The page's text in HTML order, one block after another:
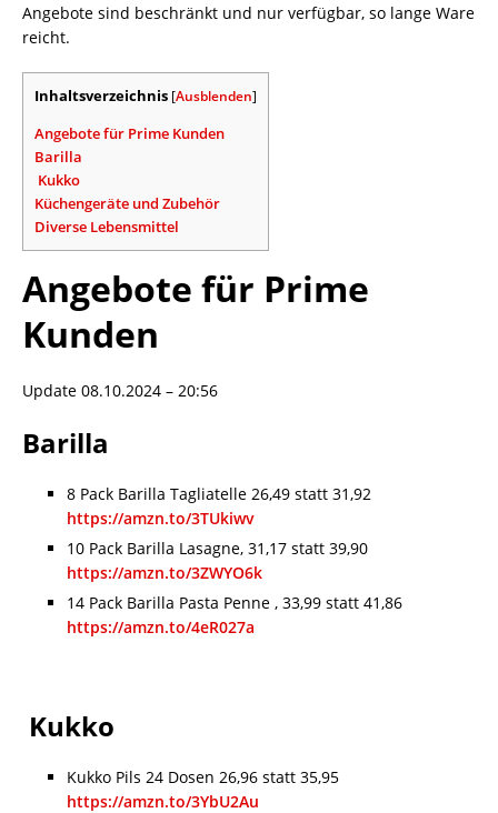
Angebote sind beschränkt und nur verfügbar, so lange Ware
reicht.
Inhaltsverzeichnis [Ausblenden]
Angebote für Prime Kunden
Barilla
Kukko
Küchengeräte und Zubehör
Diverse Lebensmittel
Angebote für Prime
Kunden
Update 08.10.2024 – 20:56
Barilla
8 Pack Barilla Tagliatelle 26,49 statt 31,92
https://amzn.to/3TUkiwv
10 Pack Barilla Lasagne, 31,17 statt 39,90
https://amzn.to/3ZWYO6k
14 Pack Barilla Pasta Penne , 33,99 statt 41,86
https://amzn.to/4eR027a
Kukko
Kukko Pils 24 Dosen 26,96 statt 35,95
https://amzn.to/3YbU2Au